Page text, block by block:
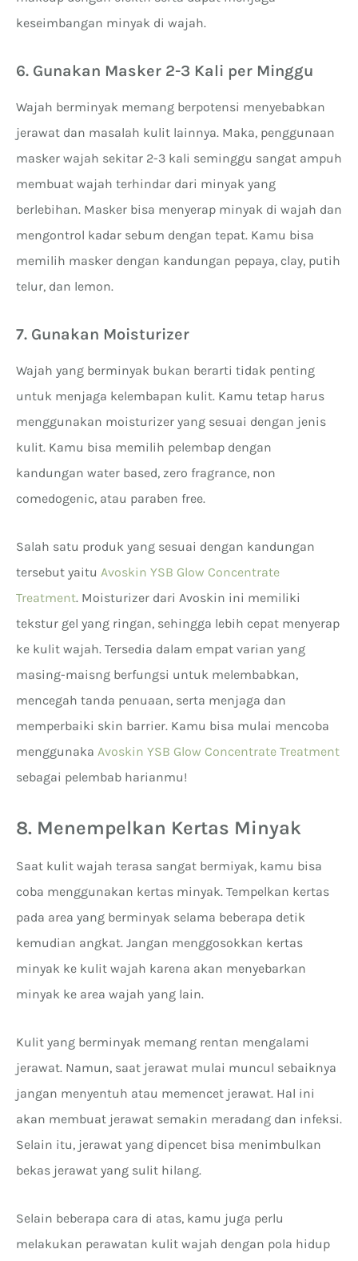
keseimbangan minyak di wajah.
6. Gunakan Masker 2-3 Kali per Minggu
Wajah berminyak memang berpotensi menyebabkan
jerawat dan masalah kulit lainnya. Maka, penggunaan
masker wajah sekitar 2-3 kali seminggu sangat ampuh
membuat wajah terhindar dari minyak yang
berlebihan. Masker bisa menyerap minyak di wajah dan
mengontrol kadar sebum dengan tepat. Kamu bisa
memilih masker dengan kandungan pepaya, clay, putih
telur, dan lemon.
7. Gunakan Moisturizer
Wajah yang berminyak bukan berarti tidak penting
untuk menjaga kelembapan kulit. Kamu tetap harus
menggunakan moisturizer yang sesuai dengan jenis
kulit. Kamu bisa memilih pelembap dengan
kandungan water based, zero fragrance, non
comedogenic, atau paraben free.
Salah satu produk yang sesuai dengan kandungan
tersebut yaitu Avoskin YSB Glow Concentrate
Treatment. Moisturizer dari Avoskin ini memiliki
tekstur gel yang ringan, sehingga lebih cepat menyerap
ke kulit wajah. Tersedia dalam empat varian yang
masing-maisng berfungsi untuk melembabkan,
mencegah tanda penuaan, serta menjaga dan
memperbaiki skin barrier. Kamu bisa mulai mencoba
menggunaka Avoskin YSB Glow Concentrate Treatment
sebagai pelembab harianmu!
8. Menempelkan Kertas Minyak
Saat kulit wajah terasa sangat bermiyak, kamu bisa
coba menggunakan kertas minyak. Tempelkan kertas
pada area yang berminyak selama beberapa detik
kemudian angkat. Jangan menggosokkan kertas
minyak ke kulit wajah karena akan menyebarkan
minyak ke area wajah yang lain.
Kulit yang berminyak memang rentan mengalami
jerawat. Namun, saat jerawat mulai muncul sebaiknya
jangan menyentuh atau memencet jerawat. Hal ini
akan membuat jerawat semakin meradang dan infeksi.
Selain itu, jerawat yang dipencet bisa menimbulkan
bekas jerawat yang sulit hilang.
Selain beberapa cara di atas, kamu juga perlu
melakukan perawatan kulit wajah dengan pola hidup